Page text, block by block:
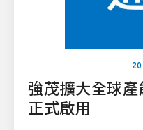
強茂擴大全球
正式啟用